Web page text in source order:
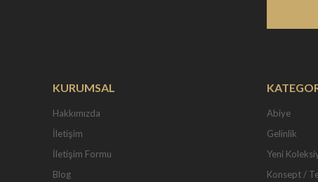
KURUMSAL
Hakkımızda
İletişim
İletişim Formu
Blog
Abiye
Gelinlik
Yeni
Konsept /